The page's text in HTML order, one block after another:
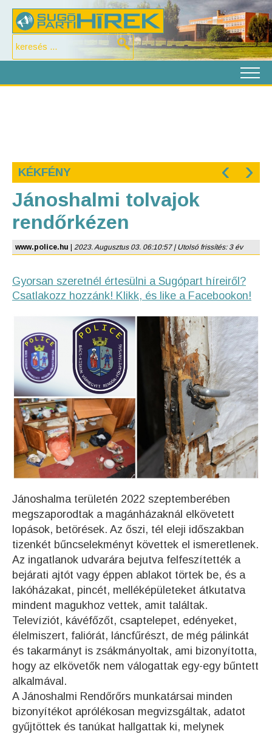
KÉKFÉNY ‹ ›
Jánoshalmi tolvajok
rendőrkézen
www.police.hu 2023. Augusztus 03. 06:10:57 | Utolsó frissítés: 3 év
Gyorsan szeretnél értesülni a Sugópart híreiről?
Csatlakozz hozzánk! Klikk, és like a Facebookon!
Jánoshalma területén 2022 szeptemberében
megszaporodtak a magánházaknál elkövetett
lopások, betörések. Az őszi, tél eleji időszakban
tizenkét bűncselekményt követtek el ismeretlenek.
Az ingatlanok udvarára bejutva felfeszítették a
bejárati ajtót vagy éppen ablakot törtek be, és a
lakóházakat, pincét, melléképületeket átkutatva
mindent magukhoz vettek, amit találtak.
Televíziót, kávéfőzőt, csaptelepet, edényeket,
élelmiszert, faliórát, láncfűrészt, de még pálinkát
és takarmányt is zsákmányoltak, ami bizonyította,
hogy az elkövetők nem válogattak egy-egy bűntett
alkalmával.
A Jánoshalmi Rendőrőrs munkatársai minden
bizonyítékot aprólékosan megvizsgáltak, adatot
gyűjtöttek és tanúkat hallgattak ki, melynek